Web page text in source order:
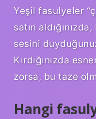
Yeşil fasulyeler
satın
sesini
Kırdığınızda
zorsa, bu taze
Hangi